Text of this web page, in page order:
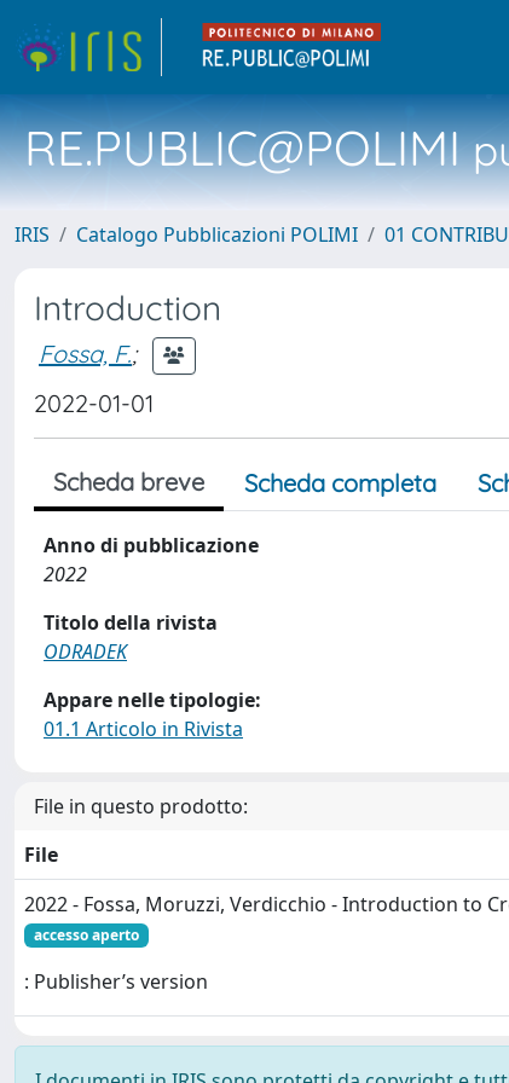
RE.PUBLIC@POLIMI
IRIS Catalogo Pubblicazioni POLIMI 01
Introduction
Fossa, F.;
2022-01-01
Scheda breve Scheda completa
Anno di pubblicazione
2022
Titolo della rivista
ODRADEK
Appare nelle tipologie:
01.1 Articolo in Rivista
File in questo prodotto:
File
2022 - Fossa, Moruzzi, Verdicchio - Introduction to
accesso aperto
: Publisher’s version